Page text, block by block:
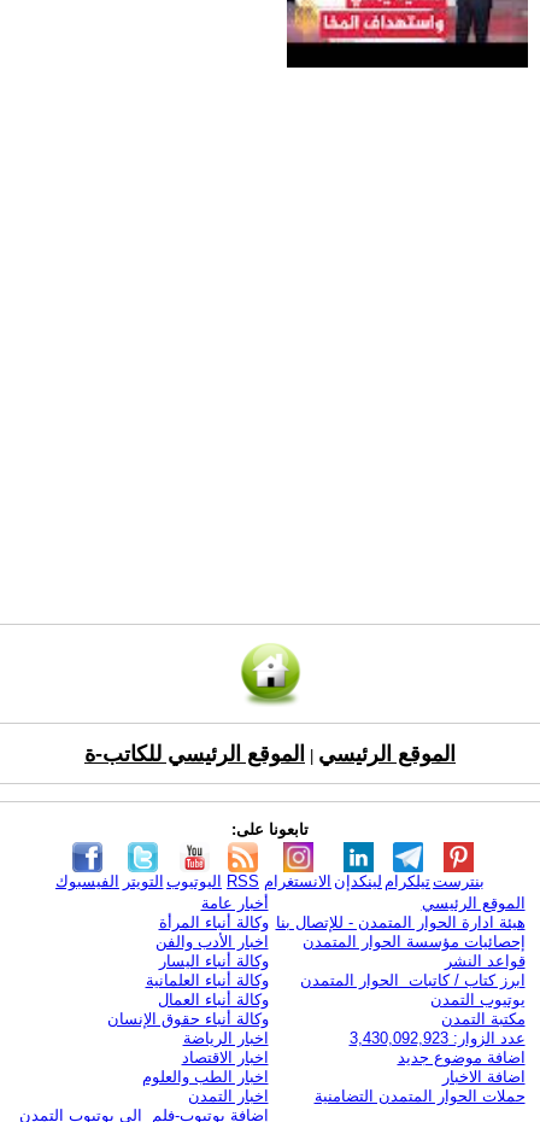
الموقع الرئيسي الموقع الرئيسي للكاتب-ة
تابعونا على:
الفيسبوك التويتر اليوتيوب RSS الانستغرام لينكدإن تيلكرامبنترست
الموقع الرئيسي
هيئة ادارة الحوار المتمدن - للإتصال بنا
إحصائيات مؤسسة الحوار المتمدن
قواعد النشر
ابرز كتاب / كاتبات الحوار المتمدن
يوتيوب التمدن
مكتبة التمدن
عدد الزوار: 3,430,092,923
اضافة موضوع جديد
اضافة الاخبار
حملات الحوار المتمدن التضامنية
أخبار عامة
وكالة أنباء المرأة
اخبار الأدب والفن
وكالة أنباء اليسار
وكالة أنباء العلمانية
وكالة أنباء العمال
وكالة أنباء حقوق الإنسان
اخبار الرياضة
اخبار الاقتصاد
اخبار الطب والعلوم
اخبار التمدن
إضافة يوتيوب-فلم إلى يوتيوب التمدن